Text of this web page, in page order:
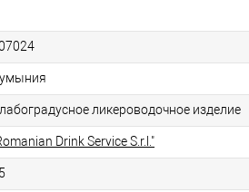
ликероводочное изделие
Drink Service S.r.l."